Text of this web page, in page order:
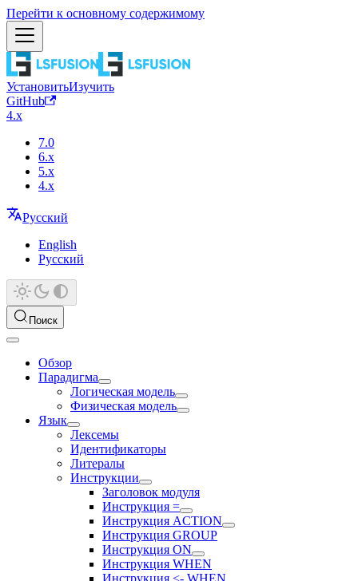
Перейти к основному содержимому
УстановитьИзучить
GitHub
4.x
7.0
6.x
5.x
4.x
Русский
English
Русский
Поиск
Обзор
Парадигма
Логическая модель
Физическая модель
Язык
Лексемы
Идентификаторы
Литералы
Инструкции
Заголовок модуля
Инструкция =
Инструкция ACTION
Инструкция GROUP
Инструкция ON
Инструкция WHEN
Инструкция <- WHEN